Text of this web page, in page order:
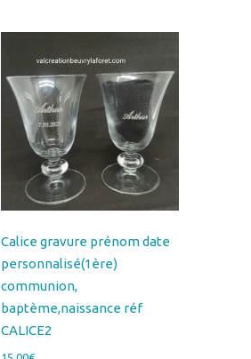
Calice gravure prénom date
personnalisé(1ère)
communion,
baptème,naissance réf
CALICE2